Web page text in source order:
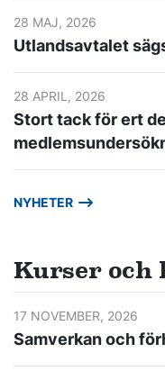
28 MAJ, 2026
Utlandsavtalet
28 APRIL, 2026
Stort tack för ert
NYHETER
Kurser och
17 NOVEMBER, 2026
Samverkan och